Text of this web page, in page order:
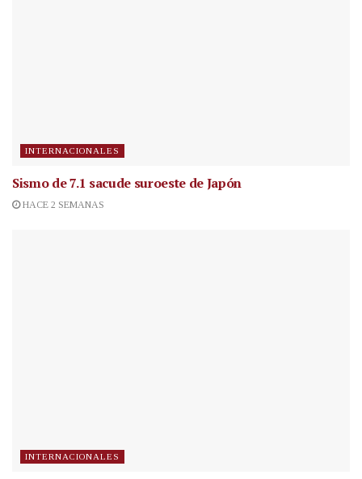
INTERNACIONALES
Sismo de 7.1 sacude suroeste de Japón
HACE 2 SEMANAS
INTERNACIONALES